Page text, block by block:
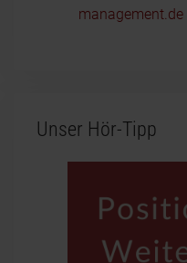
management.de
Unser Hör-Tipp